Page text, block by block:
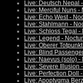
Live: Deutsch Nepal
Live: Merciful Nuns
Live: Echo West -
Live: Stahlmann -
Live: Schloss Tegal
Live: Legend -
Live: Oberer
Live: Blind
Live: Naevus (solo)
Live: Severe Illusion
Live: Perfection Doll
Live: Apoptygma